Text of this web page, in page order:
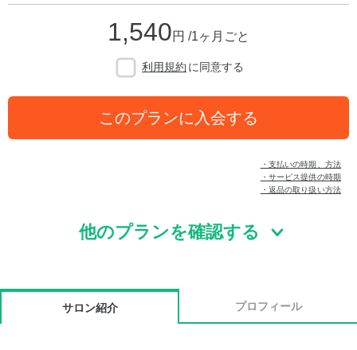
1,540円 /1ヶ月ごと
利用規約 に同意する
このプランに入会する
・支払いの時期、方法
・サービス提供の時期
・返品の取り扱い方法
他のプランを確認する
サロン紹介 プロフィール